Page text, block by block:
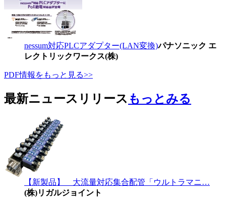
nessum対応PLCアダプター(LAN変換)パナソニック エ
レクトリックワークス(株)
PDF情報をもっと見る>>
最新ニュースリリース もっとみる
【新製品】 大流量対応集合配管「ウルトラマニ…
(株)リガルジョイント